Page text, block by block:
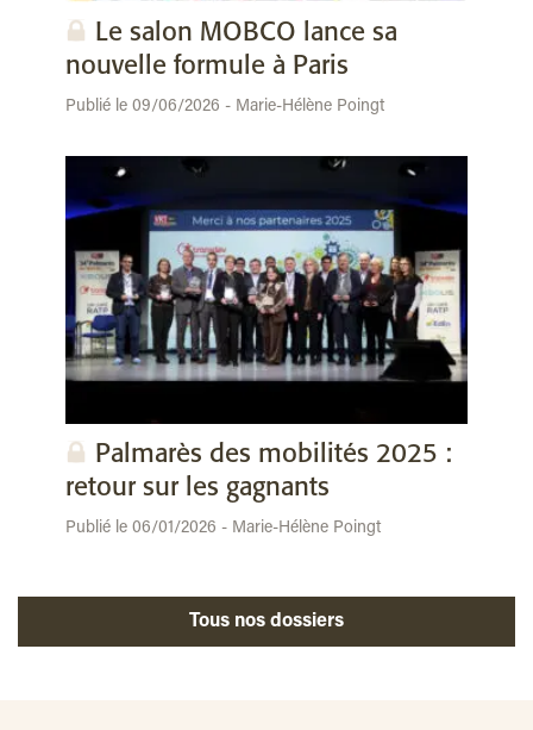
Le salon MOBCO lance sa
nouvelle formule à Paris
Publié le 09/06/2026 - Marie-Hélène Poingt
Palmarès des mobilités 2025 :
retour sur les gagnants
Publié le 06/01/2026 - Marie-Hélène Poingt
Tous nos dossiers